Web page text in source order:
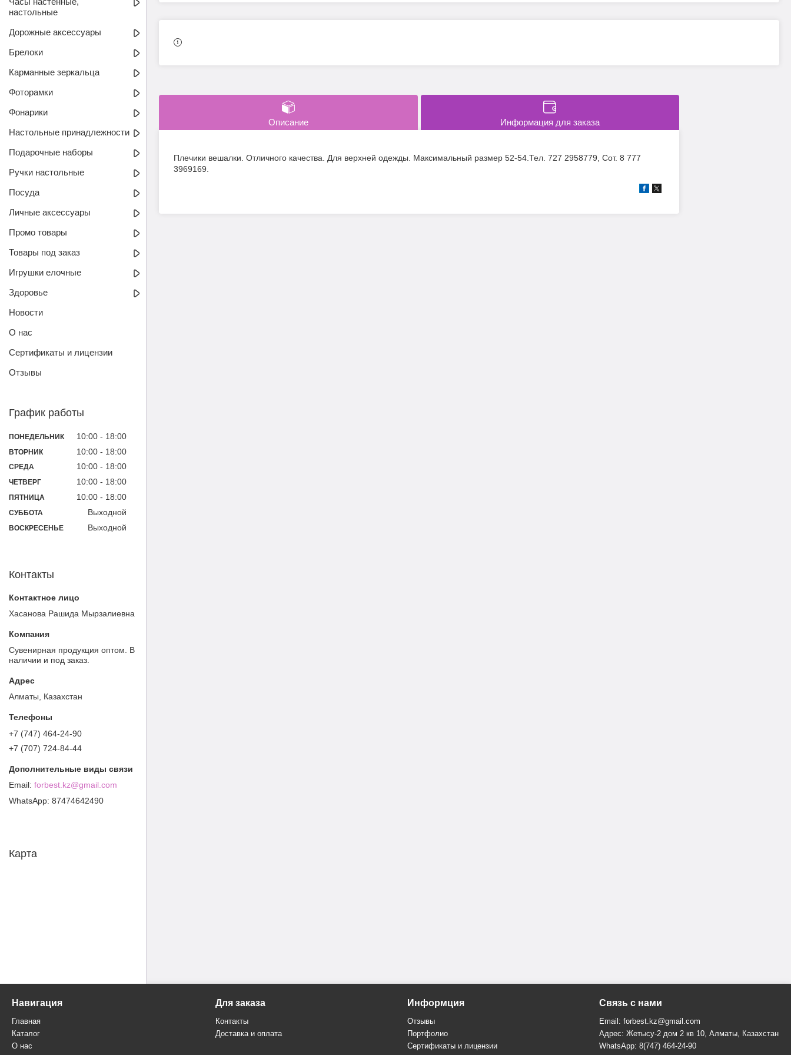
Описание Информация для заказа
Плечики вешалки. Отличного качества. Для верхней одежды. Максимальный размер 52-54.Тел. 727 2958779, Сот. 8 777
3969169.
настольные
Дорожные аксессуары
Брелоки
Карманные зеркальца
Фоторамки
Фонарики
Настольные принадлежности
Подарочные наборы
Ручки настольные
Посуда
Личные аксессуары
Промо товары
Товары под заказ
Игрушки елочные
Здоровье
Новости
О нас
Сертификаты и лицензии
Отзывы
График работы
ПОНЕДЕЛЬНИК 10:00 18:00
ВТОРНИК 10:00 18:00
СРЕДА 10:00 18:00
ЧЕТВЕРГ 10:00 18:00
ПЯТНИЦА 10:00 18:00
СУББОТА Выходной
ВОСКРЕСЕНЬЕ Выходной
Контакты
Хасанова Рашида Мырзалиевна
Cувенирная продукция оптом. В
наличии и под заказ.
Алматы, Казахстан
+7 (747) 464-24-90
+7 (707) 724-84-44
forbest.kz@gmail.com
87474642490
Карта
Навигация
Главная
Каталог
О нас
Для заказа
Контакты
Доставка и оплата
Информция
Отзывы
Портфолио
Сертификаты и лицензии
Связь с нами
Email: forbest.kz@gmail.com
Адрес: Жетысу-2 дом 2 кв 10, Алматы, Казахстан
WhatsApp: 8(747) 464-24-90